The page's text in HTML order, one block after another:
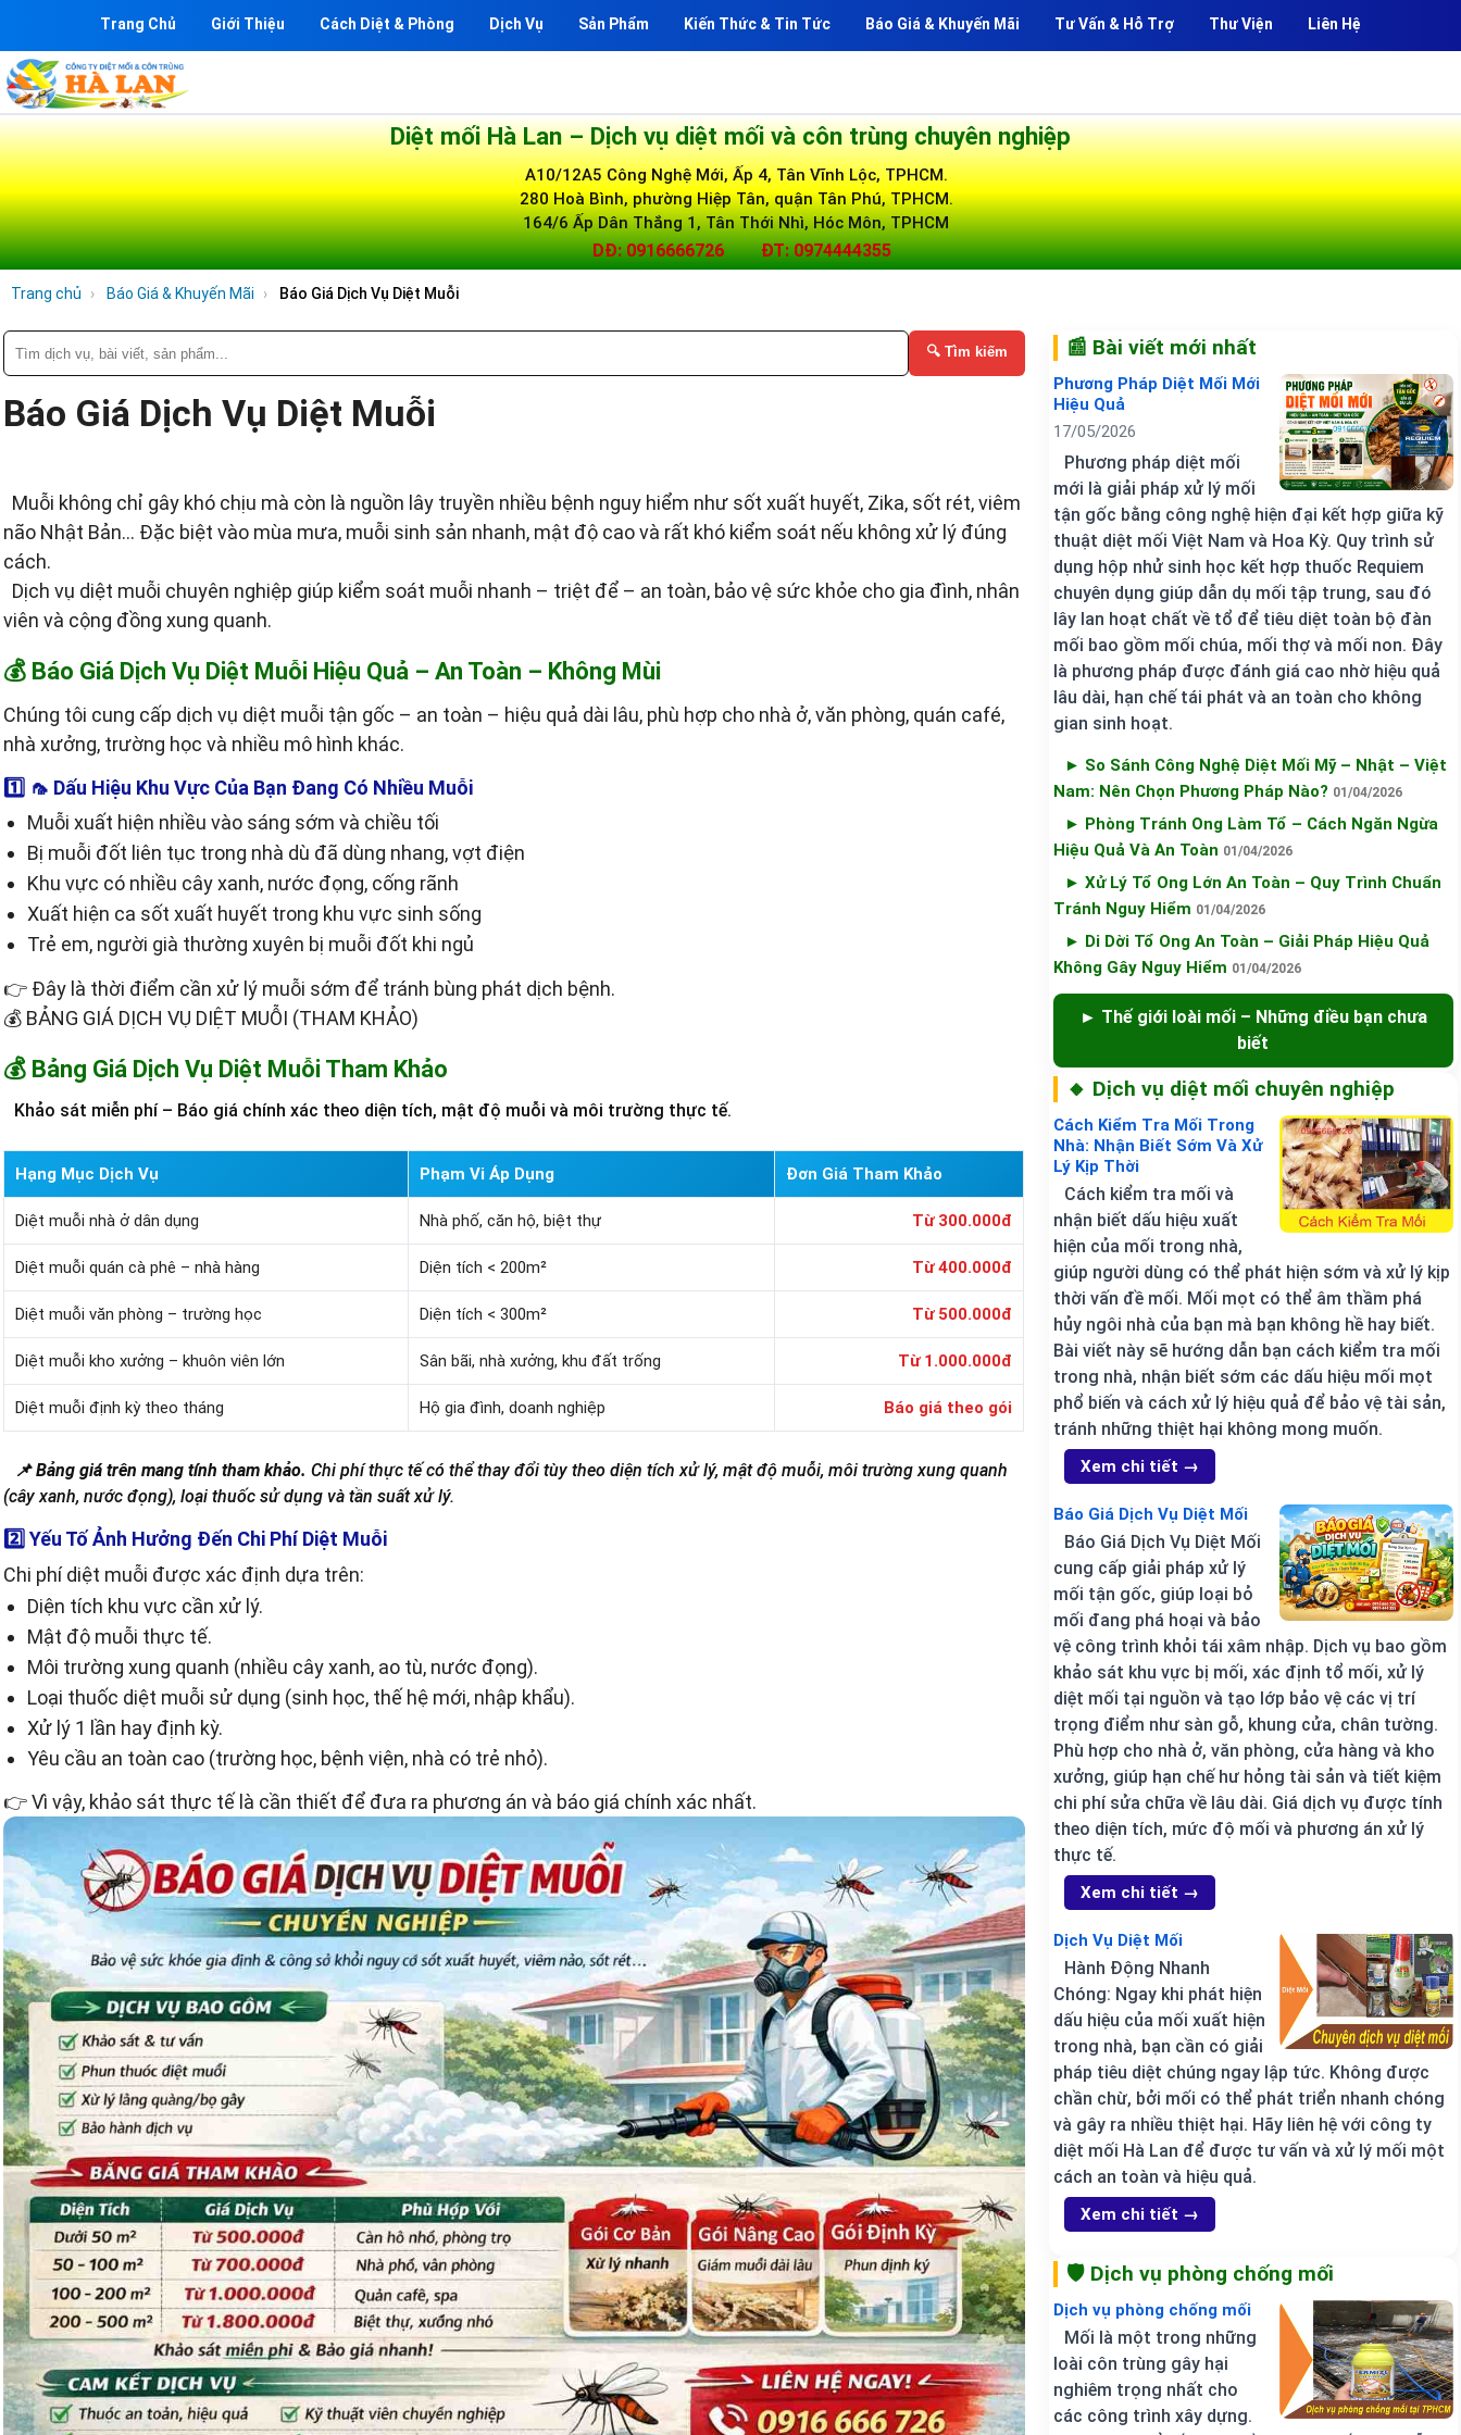
Trang Chủ Giới Thiệu Cách Diệt & Phòng Dịch Vụ Sản Phẩm Kiến Thức & Tin Tức Báo Giá & Khuyến Mãi Tư Vấn & Hỗ Trợ Thư Viện Liên Hệ
Diệt mối Hà Lan – Dịch vụ diệt mối và côn trùng chuyên nghiệp
A10/12A5 Công Nghệ Mới, Ấp 4, Tân Vĩnh Lộc, TPHCM.
280 Hoà Bình, phường Hiệp Tân, quận Tân Phú, TPHCM.
164/6 Ấp Dân Thắng 1, Tân Thới Nhì, Hóc Môn, TPHCM
DĐ: 0916666726 ĐT: 0974444355
Trang chủ Báo Giá & Khuyến Mãi Báo Giá Dịch Vụ Diệt Muỗi
🔍 Tìm kiếm
Báo Giá Dịch Vụ Diệt Muỗi
Muỗi không chỉ gây khó chịu mà còn là nguồn lây truyền nhiều bệnh nguy hiểm như sốt xuất huyết, Zika, sốt rét, viêm
não Nhật Bản… Đặc biệt vào mùa mưa, muỗi sinh sản nhanh, mật độ cao và rất khó kiểm soát nếu không xử lý đúng
cách.
Dịch vụ diệt muỗi chuyên nghiệp giúp kiểm soát muỗi nhanh – triệt để – an toàn, bảo vệ sức khỏe cho gia đình, nhân
viên và cộng đồng xung quanh.
💰 Báo Giá Dịch Vụ Diệt Muỗi Hiệu Quả – An Toàn – Không Mùi
Chúng tôi cung cấp dịch vụ diệt muỗi tận gốc – an toàn – hiệu quả dài lâu, phù hợp cho nhà ở, văn phòng, quán café,
nhà xưởng, trường học và nhiều mô hình khác.
1️⃣ 🦟 Dấu Hiệu Khu Vực Của Bạn Đang Có Nhiều Muỗi
Muỗi xuất hiện nhiều vào sáng sớm và chiều tối
Bị muỗi đốt liên tục trong nhà dù đã dùng nhang, vợt điện
Khu vực có nhiều cây xanh, nước đọng, cống rãnh
Xuất hiện ca sốt xuất huyết trong khu vực sinh sống
Trẻ em, người già thường xuyên bị muỗi đốt khi ngủ
👉 Đây là thời điểm cần xử lý muỗi sớm để tránh bùng phát dịch bệnh.
💰 BẢNG GIÁ DỊCH VỤ DIỆT MUỖI (THAM KHẢO)
💰 Bảng Giá Dịch Vụ Diệt Muỗi Tham Khảo
Khảo sát miễn phí – Báo giá chính xác theo diện tích, mật độ muỗi và môi trường thực tế.
Hạng Mục Dịch Vụ Phạm Vi Áp Dụng Đơn Giá Tham Khảo
Diệt muỗi nhà ở dân dụng Nhà phố, căn hộ, biệt thự Từ 300.000đ
Diệt muỗi quán cà phê – nhà hàng Diện tích < 200m² Từ 400.000đ
Diệt muỗi văn phòng – trường học Diện tích < 300m² Từ 500.000đ
Diệt muỗi kho xưởng – khuôn viên lớn Sân bãi, nhà xưởng, khu đất trống Từ 1.000.000đ
Diệt muỗi định kỳ theo tháng Hộ gia đình, doanh nghiệp Báo giá theo gói
📌 Bảng giá trên mang tính tham khảo. Chi phí thực tế có thể thay đổi tùy theo diện tích xử lý, mật độ muỗi, môi trường xung quanh
(cây xanh, nước đọng), loại thuốc sử dụng và tần suất xử lý.
2️⃣ Yếu Tố Ảnh Hưởng Đến Chi Phí Diệt Muỗi
Chi phí diệt muỗi được xác định dựa trên:
Diện tích khu vực cần xử lý.
Mật độ muỗi thực tế.
Môi trường xung quanh (nhiều cây xanh, ao tù, nước đọng).
Loại thuốc diệt muỗi sử dụng (sinh học, thế hệ mới, nhập khẩu).
Xử lý 1 lần hay định kỳ.
Yêu cầu an toàn cao (trường học, bệnh viện, nhà có trẻ nhỏ).
👉 Vì vậy, khảo sát thực tế là cần thiết để đưa ra phương án và báo giá chính xác nhất.
📰 Bài viết mới nhất
Phương Pháp Diệt Mối Mới
Hiệu Quả
17/05/2026
Phương pháp diệt mối
mới là giải pháp xử lý mối
tận gốc bằng công nghệ hiện đại kết hợp giữa kỹ
thuật diệt mối Việt Nam và Hoa Kỳ. Quy trình sử
dụng hộp nhử sinh học kết hợp thuốc Requiem
chuyên dụng giúp dẫn dụ mối tập trung, sau đó
lây lan hoạt chất về tổ để tiêu diệt toàn bộ đàn
mối bao gồm mối chúa, mối thợ và mối non. Đây
là phương pháp được đánh giá cao nhờ hiệu quả
lâu dài, hạn chế tái phát và an toàn cho không
gian sinh hoạt.
► So Sánh Công Nghệ Diệt Mối Mỹ – Nhật – Việt
Nam: Nên Chọn Phương Pháp Nào? 01/04/2026
► Phòng Tránh Ong Làm Tổ – Cách Ngăn Ngừa
Hiệu Quả Và An Toàn 01/04/2026
► Xử Lý Tổ Ong Lớn An Toàn – Quy Trình Chuẩn
Tránh Nguy Hiểm 01/04/2026
► Di Dời Tổ Ong An Toàn – Giải Pháp Hiệu Quả
Không Gây Nguy Hiểm 01/04/2026
► Thế giới loài mối – Những điều bạn chưa
biết
🔸 Dịch vụ diệt mối chuyên nghiệp
Cách Kiểm Tra Mối Trong
Nhà: Nhận Biết Sớm Và Xử
Lý Kịp Thời
Cách kiểm tra mối và
nhận biết dấu hiệu xuất
hiện của mối trong nhà,
giúp người dùng có thể phát hiện sớm và xử lý kịp
thời vấn đề mối. Mối mọt có thể âm thầm phá
hủy ngôi nhà của bạn mà bạn không hề hay biết.
Bài viết này sẽ hướng dẫn bạn cách kiểm tra mối
trong nhà, nhận biết sớm các dấu hiệu mối mọt
phổ biến và cách xử lý hiệu quả để bảo vệ tài sản,
tránh những thiệt hại không mong muốn.
Xem chi tiết →
Báo Giá Dịch Vụ Diệt Mối
Báo Giá Dịch Vụ Diệt Mối
cung cấp giải pháp xử lý
mối tận gốc, giúp loại bỏ
mối đang phá hoại và bảo
vệ công trình khỏi tái xâm nhập. Dịch vụ bao gồm
khảo sát khu vực bị mối, xác định tổ mối, xử lý
diệt mối tại nguồn và tạo lớp bảo vệ các vị trí
trọng điểm như sàn gỗ, khung cửa, chân tường.
Phù hợp cho nhà ở, văn phòng, cửa hàng và kho
xưởng, giúp hạn chế hư hỏng tài sản và tiết kiệm
chi phí sửa chữa về lâu dài. Giá dịch vụ được tính
theo diện tích, mức độ mối và phương án xử lý
thực tế.
Xem chi tiết →
Dịch Vụ Diệt Mối
Hành Động Nhanh
Chóng: Ngay khi phát hiện
dấu hiệu của mối xuất hiện
trong nhà, bạn cần có giải
pháp tiêu diệt chúng ngay lập tức. Không được
chần chừ, bởi mối có thể phát triển nhanh chóng
và gây ra nhiều thiệt hại. Hãy liên hệ với công ty
diệt mối Hà Lan để được tư vấn và xử lý mối một
cách an toàn và hiệu quả.
Xem chi tiết →
🛡️ Dịch vụ phòng chống mối
Dịch vụ phòng chống mối
Mối là một trong những
loài côn trùng gây hại
nghiêm trọng nhất cho
các công trình xây dựng.